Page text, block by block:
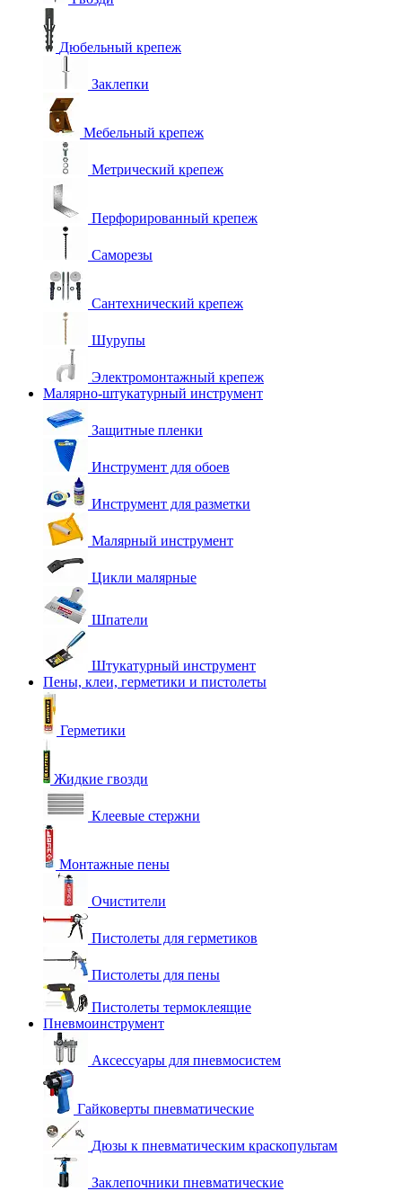
Дюбельный крепеж
Заклепки
Мебельный крепеж
Метрический крепеж
Перфорированный крепеж
Саморезы
Сантехнический крепеж
Шурупы
Электромонтажный крепеж
Малярно-штукатурный инструмент
Защитные пленки
Инструмент для обоев
Инструмент для разметки
Малярный инструмент
Цикли малярные
Шпатели
Штукатурный инструмент
Пены, клеи, герметики и пистолеты
Герметики
Жидкие гвозди
Клеевые стержни
Монтажные пены
Очистители
Пистолеты для герметиков
Пистолеты для пены
Пистолеты термоклеящие
Пневмоинструмент
Аксессуары для пневмосистем
Гайковерты пневматические
Дюзы к пневматическим краскопультам
Заклепочники пневматические